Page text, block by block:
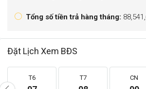
Tổng số tiền trả hàng tháng:
Đặt Lịch Xem BĐS
T6 T7 CN